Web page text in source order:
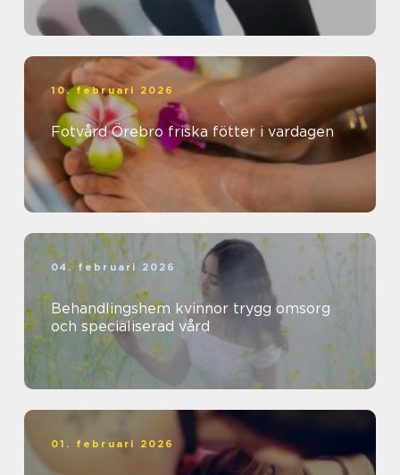
10. februari 2026
Fotvård Örebro friska fötter i vardagen
04. februari 2026
Behandlingshem kvinnor trygg omsorg
och specialiserad vård
01. februari 2026